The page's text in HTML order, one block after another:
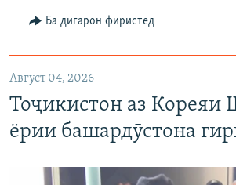
Ба дигарон фиристед
Август 04, 2026
Тоҷикистон аз
ёрии башардӯстона